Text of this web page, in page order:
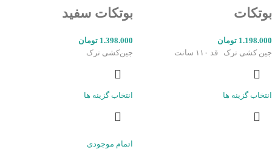
بوتکات
1.198.000 تومان
جین کشی ترک قد ۱۱۰ سانت
انتخاب گزینه ها
بوتکات سفید
1.398.000 تومان
جین‌کشی ترک
انتخاب گزینه ها
اتمام موجودی